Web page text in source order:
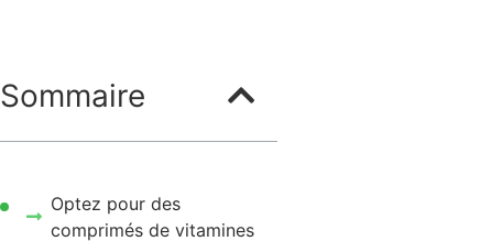
Sommaire
Optez pour des
comprimés de vitamines